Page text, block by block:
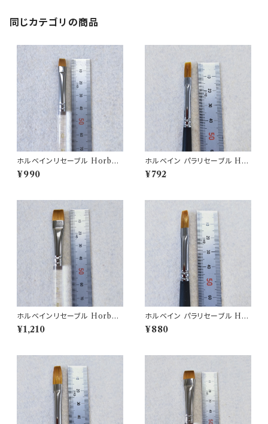
同じカテゴリの商品
ホルベインリセーブル Horbei
n brush N500H-0
¥990
ホルベイン パラリセーブル Hor
bein brush 350H-2
¥792
ホルベインリセーブル Horbei
n brush N500H-2
¥1,210
ホルベイン パラリセーブル Hor
bein brush 350H-4
¥880